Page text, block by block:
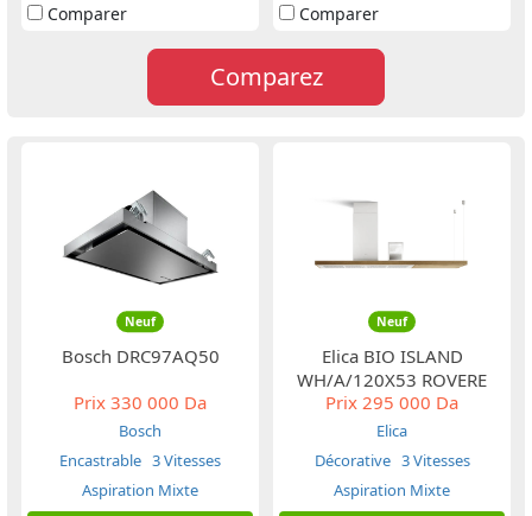
Comparer
Comparer
Comparez
Neuf
Bosch DRC97AQ50
Prix 330 000 Da
Bosch
Encastrable 3 Vitesses
Aspiration Mixte
Neuf
Elica BIO ISLAND
WH/A/120X53 ROVERE
Prix 295 000 Da
Elica
Décorative 3 Vitesses
Aspiration Mixte